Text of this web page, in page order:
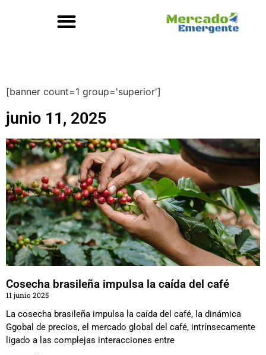
[banner count=1 group='superior']
junio 11, 2025
Cosecha brasileña impulsa la caída del café
11 junio 2025
La cosecha brasileña impulsa la caída del café, la dinámica
Ggobal de precios, el mercado global del café, intrínsecamente
ligado a las complejas interacciones entre